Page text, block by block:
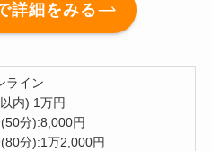
詳細をみる
ライン
内) 1万円
(50分):8,000円
(80分):1万2,000円